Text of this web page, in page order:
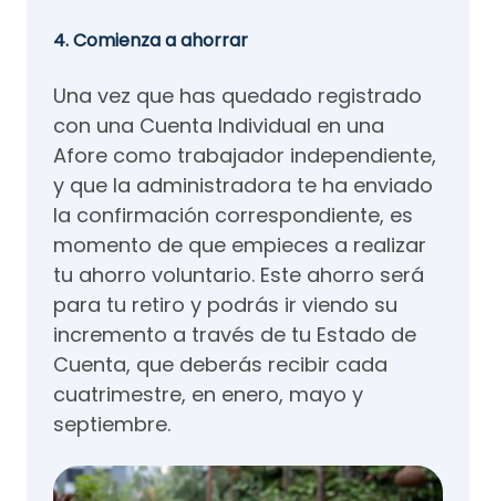
4. Comienza a ahorrar
Una vez que has quedado registrado
con una Cuenta Individual en una
Afore como trabajador independiente,
y que la administradora te ha enviado
la confirmación correspondiente, es
momento de que empieces a realizar
tu ahorro voluntario. Este ahorro será
para tu retiro y podrás ir viendo su
incremento a través de tu Estado de
Cuenta, que deberás recibir cada
cuatrimestre, en enero, mayo y
septiembre.